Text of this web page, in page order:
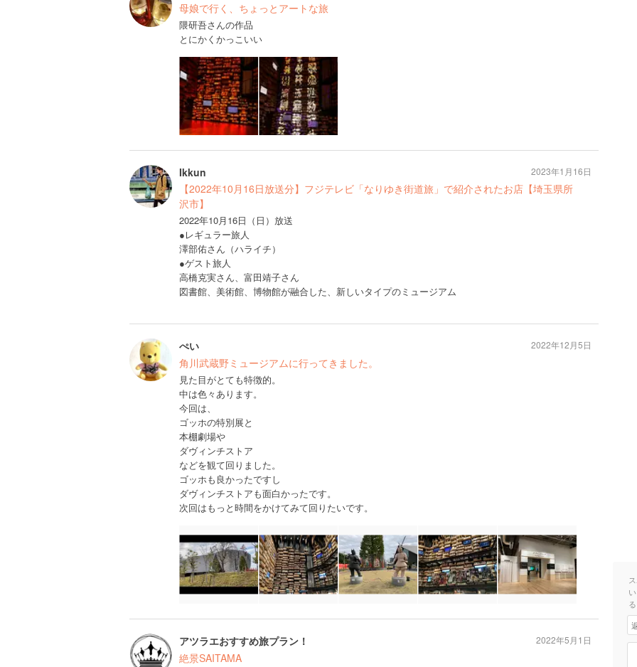
母娘で行く、ちょっとアートな旅
隈研吾さんの作品
とにかくかっこいい
Ikkun
【2022年10月16日放送分】フジテレビ「なりゆき街道旅」で紹介されたお店【埼玉県所
沢市】
2022年10月16日（日）放送
●レギュラー旅人
澤部佑さん（ハライチ）
●ゲスト旅人
高橋克実さん、富田靖子さん
図書館、美術館、博物館が融合した、新しいタイプのミュージアム
2023年1月16日
ぺい
角川武蔵野ミュージアムに行ってきました。
見た目がとても特徴的。
中は色々あります。
今回は、
ゴッホの特別展と
本棚劇場や
ダヴィンチストア
などを観て回りました。
ゴッホも良かったですし
ダヴィンチストアも面白かったです。
次回はもっと時間をかけてみて回りたいです。
2022年12月5日
アツラエおすすめ旅プラン！
絶景SAITAMA
2022年5月1日